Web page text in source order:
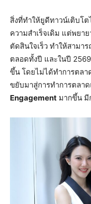
สิ่งที่ทำให้ยูดีทาวน์เติบโ
ความสำเร็จเดิม แต่พยา
ตัดสินใจเร็ว ทำให้สามา
ตลอดทั้งปี และในปี
ขึ้น โดยไม่ได้ทำการตลา
ขยับมาสู่การทำการตลา
Engagement มากขึ้น มี